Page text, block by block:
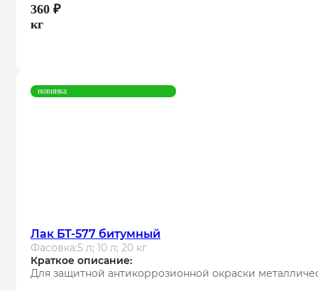
360 ₽
кг
новинка
Лак БТ-577 битумный
Фасовка:5 л; 10 л; 20 кг
Краткое описание:
Для защитной антикоррозионной окраски